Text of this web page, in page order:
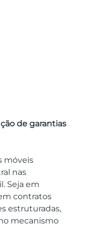
de garantias
móveis
nas
Seja em
contratos
estruturadas,
mecanismo